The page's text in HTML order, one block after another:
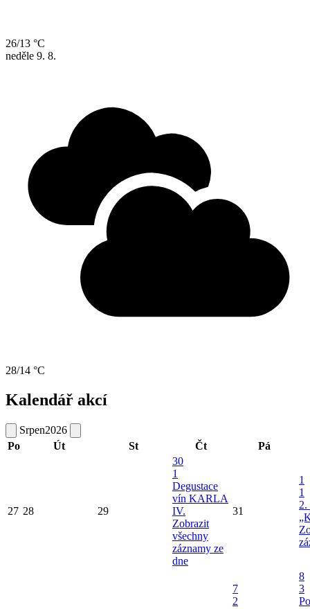
26/13 °C
neděle 9. 8.
28/14 °C
Kalendář akcí
Srpen2026
Po
Út St Čt Pá
27 28 29
30
1
Degustace
vín KARLA
IV.
Zobrazit
všechny
záznamy ze
dne
31
1
1
2.
7
2
8
3